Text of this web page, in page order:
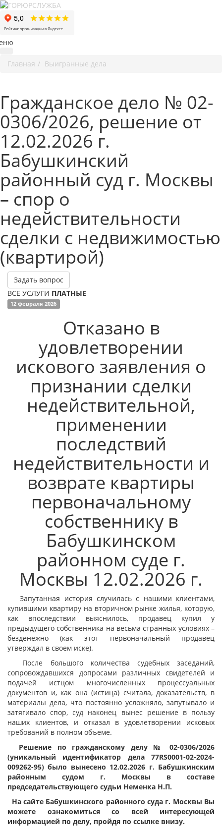
Главная Выигранные дела
Гражданское дело № 02-
0306/2026, решение от
12.02.2026 г.
Бабушкинский
районный суд г. Москвы
– спор о
недействительности
сделки с недвижимостью
(квартирой)
Задать вопрос
ВСЕ УСЛУГИ ПЛАТНЫЕ
12 февраля 2026
Отказано в
удовлетворении
искового заявления о
признании сделки
недействительной,
применении
последствий
недействительности и
возврате квартиры
первоначальному
собственнику в
Бабушкинском
районном суде г.
Москвы 12.02.2026 г.
Запутанная история случилась с нашими клиентами,
купившими квартиру на вторичном рынке жилья, которую,
как впоследствии выяснилось, продавец купил у
предыдущего собственника на весьма странных условиях –
безденежно (как этот первоначальный продавец
утверждал в своем иске).
После большого количества судебных заседаний,
сопровождавшихся допросами различных свидетелей и
подачей истцом многочисленных процессуальных
документов и, как она (истица) считала, доказательств, в
материалы дела, что постоянно усложняло, запутывало и
затягивало спор, суд наконец вынес решение в пользу
наших клиентов, и отказал в удовлетворении исковых
требований в полном объеме.
Решение по гражданскому делу № 02-0306/2026
(уникальный идентификатор дела 77RS0001-02-2024-
009262-95) было вынесено 12.02.2026 г. Бабушкинским
районным судом г. Москвы в составе
председательствующего судьи Неменка Н.П.
На сайте Бабушкинского районного суда г. Москвы Вы
можете ознакомиться со всей интересующей
информацией по делу, пройдя по ссылке внизу.